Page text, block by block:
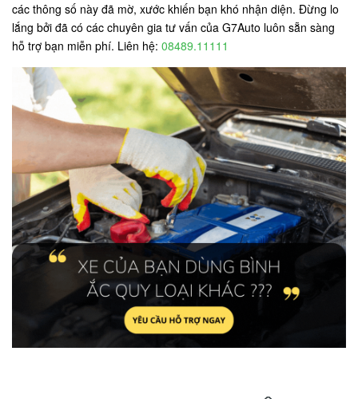
các thông số này đã mờ, xước khiến bạn khó nhận diện. Đừng lo
lắng bởi đã có các chuyên gia tư vấn của G7Auto luôn sẵn sàng
hỗ trợ bạn miễn phí. Liên hệ: 08489.11111